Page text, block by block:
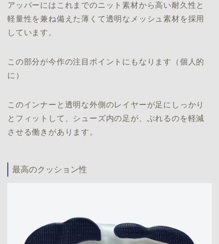
アッパーにはこれまでのニット素材から高い耐久性と
軽量性を兼ね備えた薄くて透明なメッシュ素材を採用
しています。
この部分が今作の注目ポイントにもなります（個人的
に）
このインナーと透明な外側のレイヤーが足にしっかり
とフィットして、シューズ内の足が、ぶれるのを軽減
させる働きがあります。
最高のクッション性